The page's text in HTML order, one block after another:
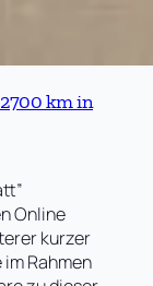
km in
Online
kurzer
Rahmen